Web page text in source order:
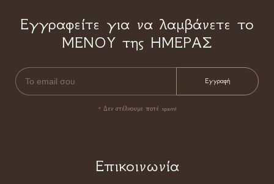
Εγγραφείτε για να λαμβάνετε το
ΜΕΝΟΥ της ΗΜΕΡΑΣ
* Δεν στέλνουμε ποτέ spam!
Επικοινωνία